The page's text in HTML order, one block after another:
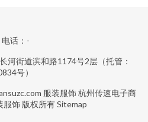
电话：-
河街道滨和路1174号2层（托管：
号）
服装服饰 杭州传速电子商
服饰 版权所有Sitemap